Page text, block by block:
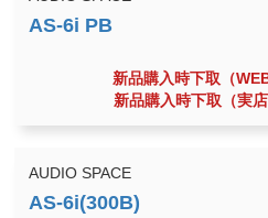
新品購入時下取（
新品購入時下取（実店
AUDIO SPACE